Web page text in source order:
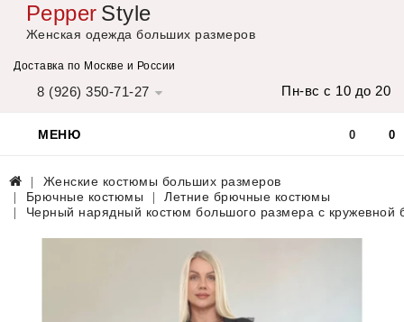
Pepper Style
Женская одежда больших размеров
Доставка по Москве и России
8 (926) 350-71-27 Пн-вс с 10 до 20
МЕНЮ 0 0
Женские костюмы больших размеров
Брючные костюмы
Летние брючные костюмы
Черный нарядный костюм большого размера с кружевной